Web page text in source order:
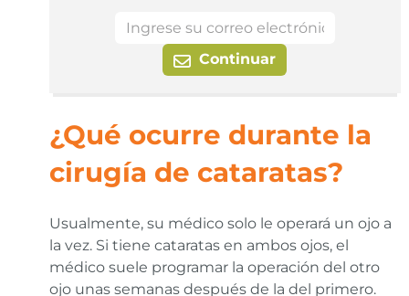
Continuar
¿Qué ocurre durante la
cirugía de cataratas?
Usualmente, su médico solo le operará un ojo a
la vez. Si tiene cataratas en ambos ojos, el
médico suele programar la operación del otro
ojo unas semanas después de la del primero.